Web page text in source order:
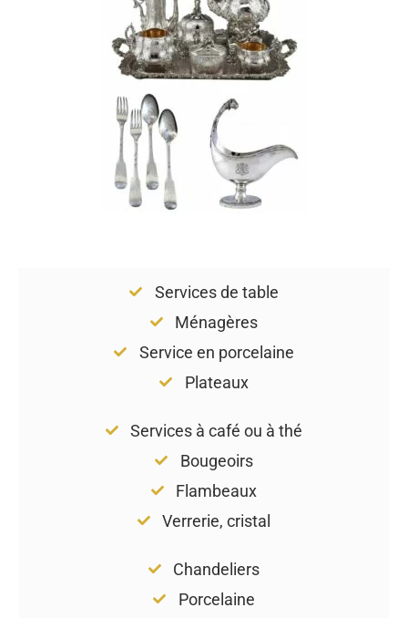
Services de table
Ménagères
Service en porcelaine
Plateaux
Services à café ou à thé
Bougeoirs
Flambeaux
Verrerie, cristal
Chandeliers
Porcelaine